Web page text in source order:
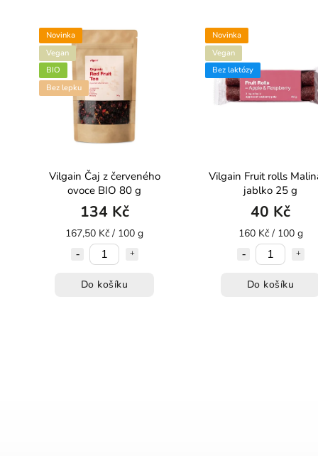
Novinka
Vegan
BIO
Bez lepku
Vilgain Čaj z červeného
ovoce BIO 80 g
134 Kč
167,50 Kč / 100 g
Do košíku
Novinka
Vegan
Bez laktózy
Vilgain Fruit rolls
jablko 25 g
40 Kč
160 Kč / 100 g
Do košíku